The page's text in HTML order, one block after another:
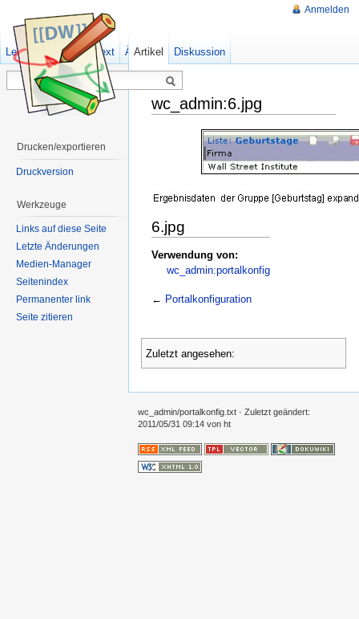
wc_admin:6.jpg
6.jpg
Verwendung von:
wc_admin:portalkonfig
← Portalkonfiguration
Zuletzt angesehen:
Anmelden
Artikel Diskussion
Lesen Zeige Quelltext Ältere Versionen
Drucken/exportieren
Druckversion
Werkzeuge
Links auf diese Seite
Letzte Änderungen
Medien-Manager
Seitenindex
Permanenter link
Seite zitieren
wc_admin/portalkonfig.txt · Zuletzt geändert:
2011/05/31 09:14 von ht